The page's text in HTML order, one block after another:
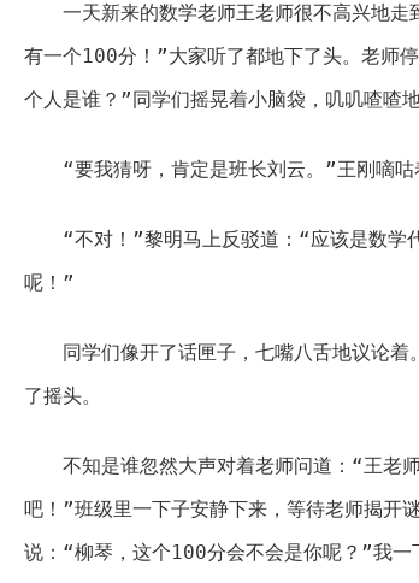
一天新来的数学老师王老师很不高兴地
有一个100分！”大家听了都地下了头。老师
个人是谁？”同学们摇晃着小脑袋，叽叽喳喳
“要我猜呀，肯定是班长刘云。”王刚嘀咕
“不对！”黎明马上反驳道：“应该是数学
呢！”
同学们像开了话匣子，七嘴八舌地议论
了摇头。
不知是谁忽然大声对着老师问道：“王老
吧！”班级里一下子安静下来，等待老师揭开
说：“柳琴，这个100分会不会是你呢？”我